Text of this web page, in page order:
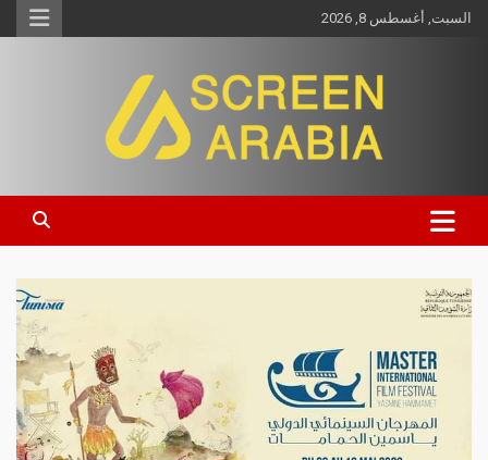
السبت, أغسطس 8, 2026
Screen Arabia